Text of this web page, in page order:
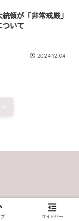
領が「非常戒厳」
ついて
2024.12.04
4
プ サイドバー